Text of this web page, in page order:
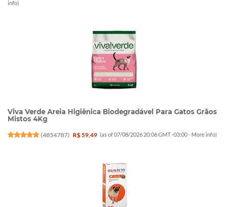
info)
Viva Verde Areia Higiênica Biodegradável Para Gatos Grãos
Mistos 4Kg
(4854787) R$ 59,49 (as of 07/08/2026 20:06 GMT -03:00 - More info)